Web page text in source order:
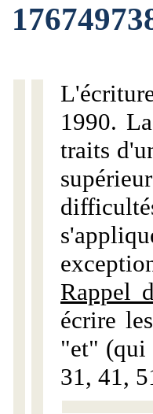
1990.
traits
Rappel
écrire
"et" (qui
31, 41,